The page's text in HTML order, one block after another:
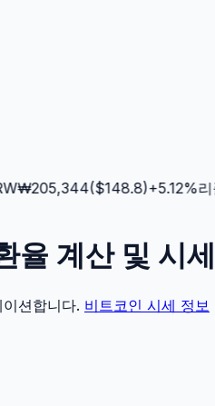
₩205,344($148.8)+5.12%리플
율 계산 및 시
션합니다. 비트코인 시세 정보